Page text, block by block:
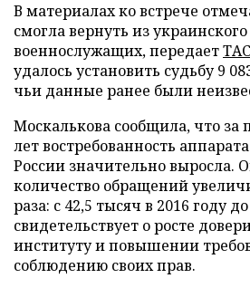
В материалах ко встрече
смогла вернуть из
военнослужащих, передает
удалось установить судьбу 9
чьи данные ранее были
Москалькова сообщила, что за
лет востребованность
России значительно выросла.
количество обращений
раза: с 42,5 тысяч в 2016 году
свидетельствует о росте
институту и повышении
соблюдению своих прав.